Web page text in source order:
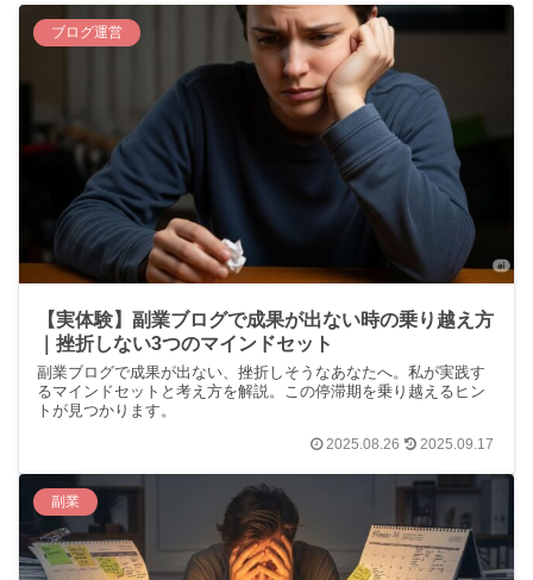
ブログ運営
【実体験】副業ブログで成果が出ない時の乗り越え方
｜挫折しない3つのマインドセット
副業ブログで成果が出ない、挫折しそうなあなたへ。私が実践す
るマインドセットと考え方を解説。この停滞期を乗り越えるヒン
トが見つかります。
2025.08.26 2025.09.17
副業